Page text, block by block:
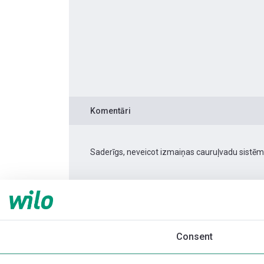
Consent
Komentāri
Saderīgs, neveicot izmaiņas cauruļvadu